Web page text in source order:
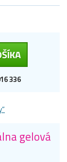
336
gelová